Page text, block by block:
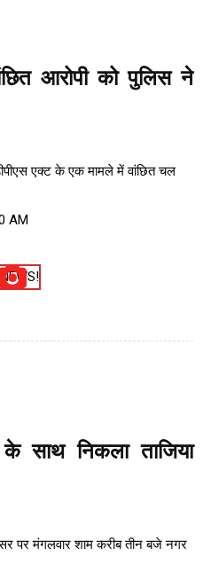
आरोपी को पुलिस ने
एक्ट के एक मामले में वांछित चल
AM
साथ निकला ताजिया
पर मंगलवार शाम करीब तीन बजे नगर